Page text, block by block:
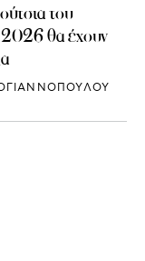
του
θα έχουν